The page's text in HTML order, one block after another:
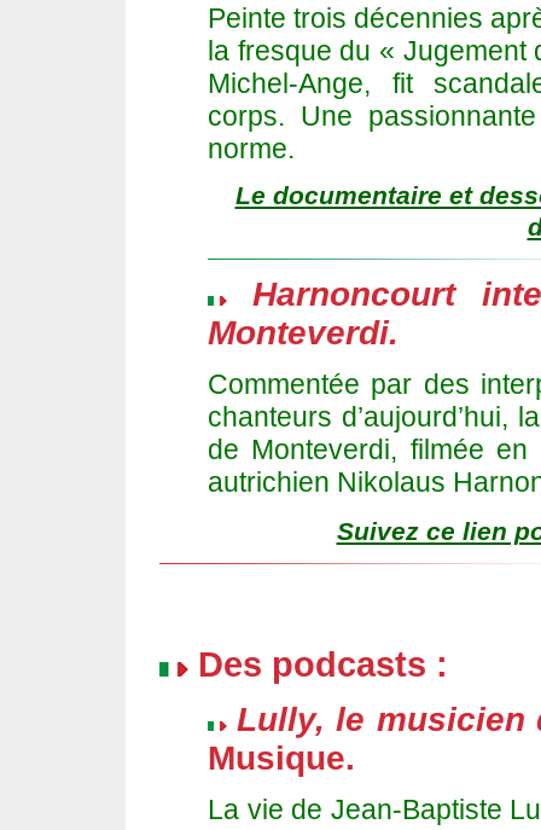
Peinte trois décennies
la fresque du « Jugement
Michel-Ange, fit
corps. Une
norme.
Le documentaire et
Harnoncourt
Monteverdi.
Commentée par des
chanteurs d’aujourd’hui,
de Monteverdi, filmée
autrichien Nikolaus
Suivez ce lien
Des podcasts :
Lully, le musicien
Musique.
La vie de Jean-Baptiste